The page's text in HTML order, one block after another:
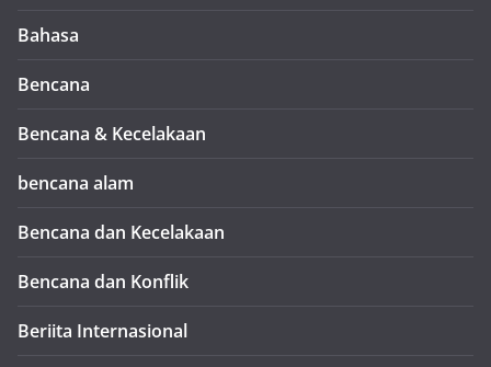
Bahasa
Bencana
Bencana & Kecelakaan
bencana alam
Bencana dan Kecelakaan
Bencana dan Konflik
Beriita Internasional